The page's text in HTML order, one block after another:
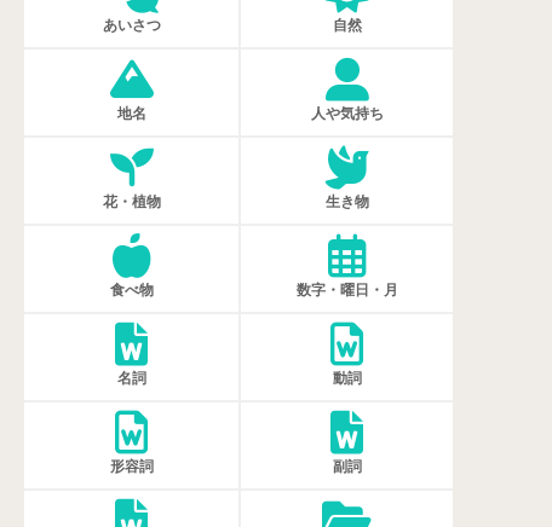
あいさつ 自然
地名 人や気持ち
花・植物 生き物
食べ物 数字・曜日・月
名詞 動詞
形容詞 副詞